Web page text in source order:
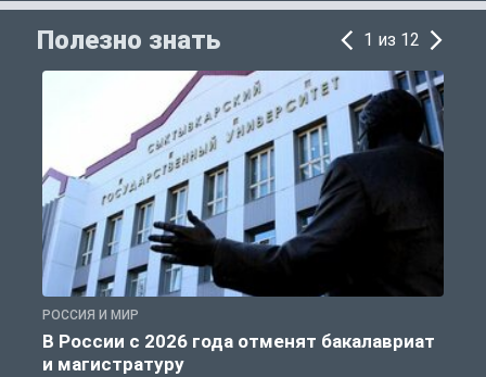
Полезно знать 1 из 12
РОССИЯ И МИР
В России с 2026 года отменят бакалавриат
и магистратуру